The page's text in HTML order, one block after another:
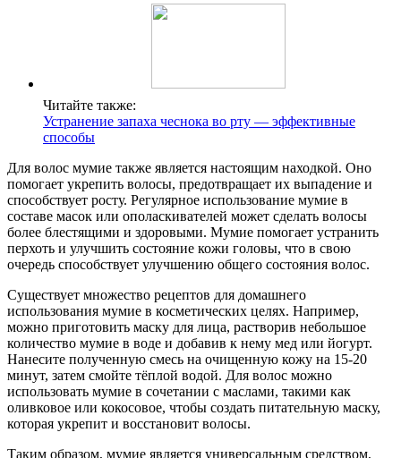
Читайте также:
Устранение запаха чеснока во рту — эффективные
способы
Для волос мумие также является настоящим находкой. Оно
помогает укрепить волосы, предотвращает их выпадение и
способствует росту. Регулярное использование мумие в
составе масок или ополаскивателей может сделать волосы
более блестящими и здоровыми. Мумие помогает устранить
перхоть и улучшить состояние кожи головы, что в свою
очередь способствует улучшению общего состояния волос.
Существует множество рецептов для домашнего
использования мумие в косметических целях. Например,
можно приготовить маску для лица, растворив небольшое
количество мумие в воде и добавив к нему мед или йогурт.
Нанесите полученную смесь на очищенную кожу на 15-20
минут, затем смойте тёплой водой. Для волос можно
использовать мумие в сочетании с маслами, такими как
оливковое или кокосовое, чтобы создать питательную маску,
которая укрепит и восстановит волосы.
Таким образом, мумие является универсальным средством,